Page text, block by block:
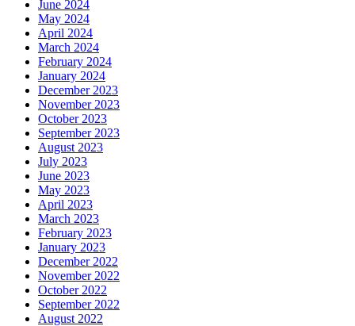
June 2024
May 2024
April 2024
March 2024
February 2024
January 2024
December 2023
November 2023
October 2023
September 2023
August 2023
July 2023
June 2023
May 2023
April 2023
March 2023
February 2023
January 2023
December 2022
November 2022
October 2022
September 2022
August 2022